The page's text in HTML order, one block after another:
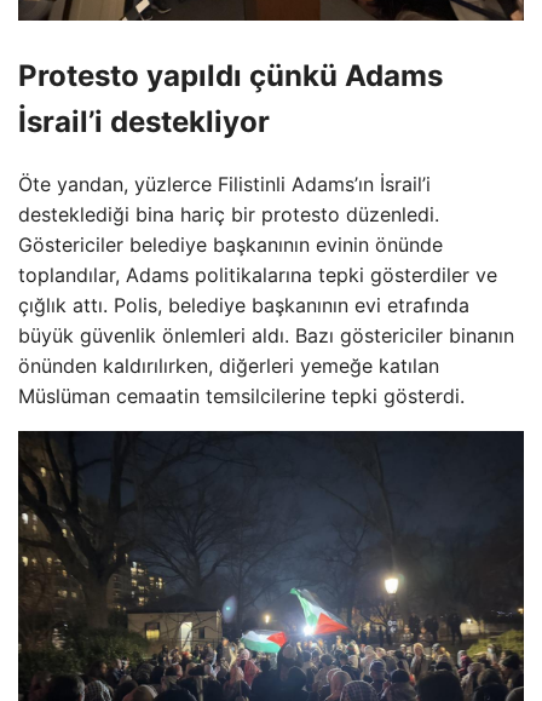
Protesto yapıldı çünkü Adams
İsrail’i destekliyor
Öte yandan, yüzlerce Filistinli Adams’ın İsrail’i
desteklediği bina hariç bir protesto düzenledi.
Göstericiler belediye başkanının evinin önünde
toplandılar, Adams politikalarına tepki gösterdiler ve
çığlık attı. Polis, belediye başkanının evi etrafında
büyük güvenlik önlemleri aldı. Bazı göstericiler binanın
önünden kaldırılırken, diğerleri yemeğe katılan
Müslüman cemaatin temsilcilerine tepki gösterdi.